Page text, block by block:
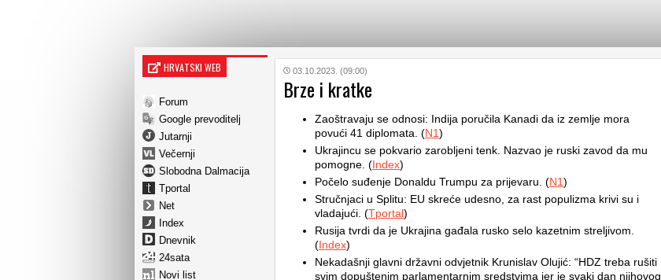
HRVATSKI WEB
Forum
Google prevoditelj
Jutarnji
Večernji
Slobodna Dalmacija
Tportal
Net
Index
Dnevnik
24sata
Novi list
03.10.2023. (09:00)
Brze i kratke
Zaoštravaju se odnosi: Indija poručila Kanadi da iz zemlje mora
povući 41 diplomata. (N1)
Ukrajincu se pokvario zarobljeni tenk. Nazvao je ruski zavod da mu
pomogne. (Index)
Počelo suđenje Donaldu Trumpu za prijevaru. (N1)
Stručnjaci u Splitu: EU skreće udesno, za rast populizma krivi su i
vladajući. (Tportal)
Rusija tvrdi da je Ukrajina gađala rusko selo kazetnim streljivom.
(Index)
Nekadašnji glavni državni odvjetnik Krunislav Olujić: “HDZ treba rušiti
svim dopuštenim parlamentarnim sredstvima jer je svaki dan njihovog